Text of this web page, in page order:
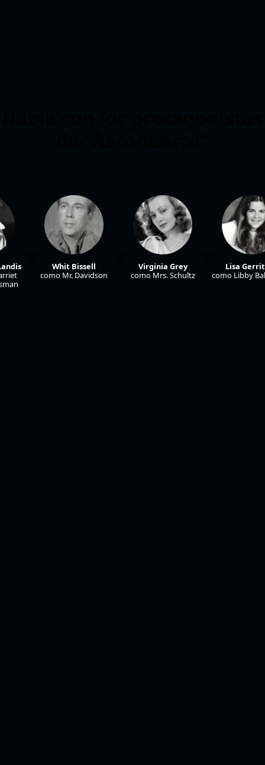
Whit Bissell
como Mr. Davidson
Virginia Grey
como Mrs. Schultz
Lisa
como Libby